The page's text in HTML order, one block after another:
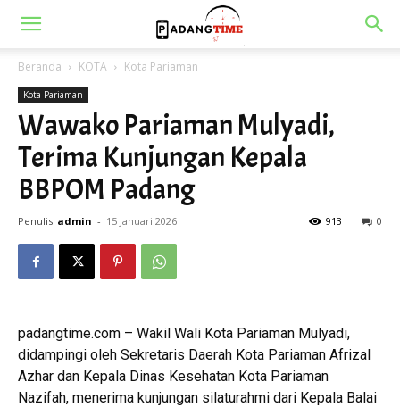
Beranda KOTA Kota Pariaman
Kota Pariaman
Wawako Pariaman Mulyadi,
Terima Kunjungan Kepala
BBPOM Padang
Penulis admin - 15 Januari 2026 0
913
padangtime.com – Wakil Wali Kota Pariaman Mulyadi,
didampingi oleh Sekretaris Daerah Kota Pariaman Afrizal
Azhar dan Kepala Dinas Kesehatan Kota Pariaman
Nazifah, menerima kunjungan silaturahmi dari Kepala Balai